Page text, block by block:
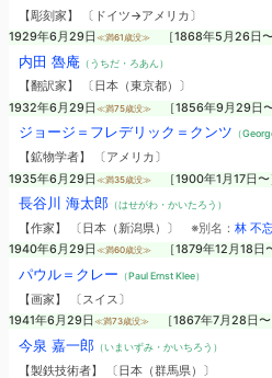
【彫刻家】 〔ドイツ→アメリカ〕
1929年6月29日 ≪満61歳没≫ ［1868年5月26日〜
内田 魯庵（うちだ・ろあん）
【翻訳家】 〔日本（東京都）〕
1932年6月29日 ≪満75歳没≫ ［1856年9月29日〜
ジョージ＝フレデリック＝クンツ （
【鉱物学者】 〔アメリカ〕
1935年6月29日 ≪満35歳没≫ ［1900年1月17日〜
長谷川 海太郎（はせがわ・かいたろう）
【作家】 〔日本（新潟県）〕 ※別名： 林 不
1940年6月29日 ≪満60歳没≫ ［1879年12月18日
パウル＝クレー （Paul Ernst Klee）
【画家】 〔スイス〕
1941年6月29日 ≪満73歳没≫ ［1867年7月28日〜
今泉 嘉一郎（いまいずみ・かいちろう）
【製鉄技術者】 〔日本（群馬県）〕